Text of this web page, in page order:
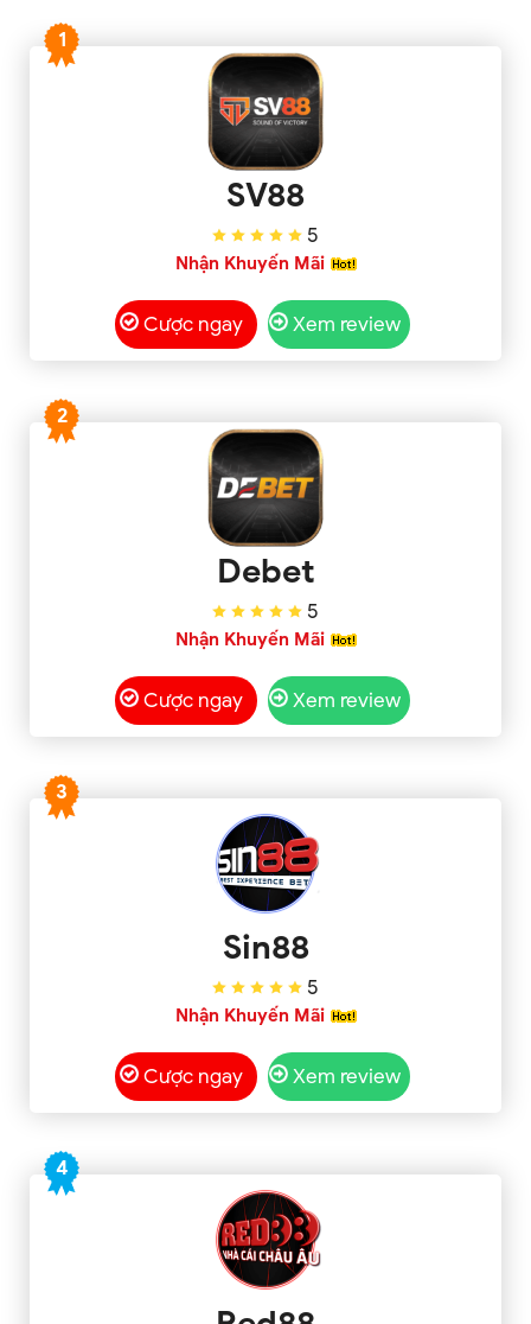
1
SV88
5
Nhận Khuyến Mãi
Cược ngay Xem review
2
Debet
5
Nhận Khuyến Mãi
Cược ngay Xem review
3
Sin88
5
Nhận Khuyến Mãi
Cược ngay Xem review
4